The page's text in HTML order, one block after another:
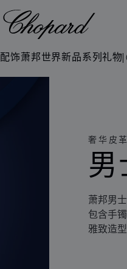
配饰萧邦世界新品系列礼物
奢华皮
萧邦男
包含手
雅致造型